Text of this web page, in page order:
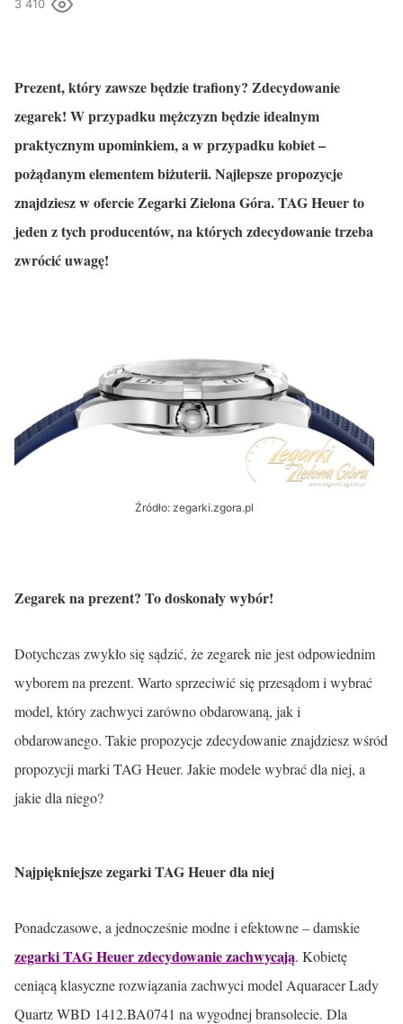
3 410
Prezent, który zawsze będzie trafiony? Zdecydowanie
zegarek! W przypadku mężczyzn będzie idealnym
praktycznym upominkiem, a w przypadku kobiet –
pożądanym elementem biżuterii. Najlepsze propozycje
znajdziesz w ofercie Zegarki Zielona Góra. TAG Heuer to
jeden z tych producentów, na których zdecydowanie trzeba
zwrócić uwagę!
Źródło: zegarki.zgora.pl
Zegarek na prezent? To doskonały wybór!
Dotychczas zwykło się sądzić, że zegarek nie jest odpowiednim
wyborem na prezent. Warto sprzeciwić się przesądom i wybrać
model, który zachwyci zarówno obdarowaną, jak i
obdarowanego. Takie propozycje zdecydowanie znajdziesz wśród
propozycji marki TAG Heuer. Jakie modele wybrać dla niej, a
jakie dla niego?
Najpiękniejsze zegarki TAG Heuer dla niej
Ponadczasowe, a jednocześnie modne i efektowne – damskie
zegarki TAG Heuer zdecydowanie zachwycają. Kobietę
ceniącą klasyczne rozwiązania zachwyci model Aquaracer Lady
Quartz WBD 1412.BA0741 na wygodnej bransolecie. Dla